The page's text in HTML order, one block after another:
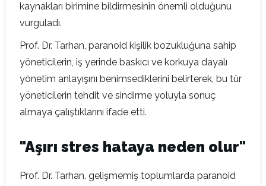
kaynakları birimine bildirmesinin önemli olduğunu
vurguladı.
Prof. Dr. Tarhan, paranoid kişilik bozukluğuna sahip
yöneticilerin, iş yerinde baskıcı ve korkuya dayalı
yönetim anlayışını benimsediklerini belirterek, bu tür
yöneticilerin tehdit ve sindirme yoluyla sonuç
almaya çalıştıklarını ifade etti.
"Aşırı stres hataya neden olur"
Prof. Dr. Tarhan, gelişmemiş toplumlarda paranoid